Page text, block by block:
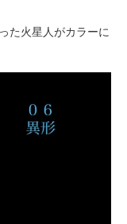
た火星人がカラーに